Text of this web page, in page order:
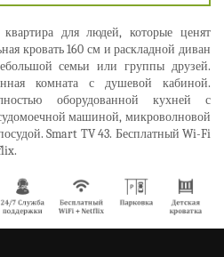
квартира для людей, которые ценят
кровать 160 см и раскладной диван
семьи или группы друзей.
комната с душевой кабиной.
оборудованной кухней с
машиной, микроволновой
Smart TV 43. Бесплатный Wi-Fi